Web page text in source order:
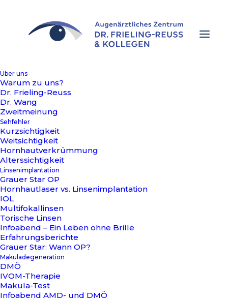
Über uns
Warum zu uns?
Dr. Frieling-Reuss
Dr. Wang
Zweitmeinung
Sehfehler
Kurzsichtigkeit
Weitsichtigkeit
Hornhautverkrümmung
Alterssichtigkeit
Linsenimplantation
Grauer Star OP
Hornhautlaser vs. Linsenimplantation
IOL
Multifokallinsen
Torische Linsen
Infoabend – Ein Leben ohne Brille
Erfahrungsberichte
Grauer Star: Wann OP?
Makuladegeneration
DMÖ
IVOM-Therapie
Makula-Test
Infoabend AMD- und DMÖ
7. Oktober 2025
Ehrfahrungsbericht Trifokale Linse
In diesem Blogbeitrag stellen wir eine Patientin vor, die
viele Jahre unter mittlerer Kurzsichtigkeit litt und nach einer
Lösung suchte, um endlich auf eine…